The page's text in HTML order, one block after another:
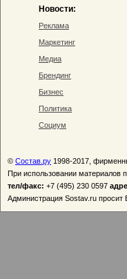
Новости:
Реклама
Маркетинг
Медиа
Брендинг
Бизнес
Политика
Социум
© Состав.ру 1998-2017,
При использовании материалов
тел/факс: +7 (495) 230 0597
Администрация Sostav.ru